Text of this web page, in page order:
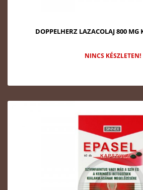
DOPPELHERZ LAZACOLAJ 800 MG
NINCS KÉSZLETEN!